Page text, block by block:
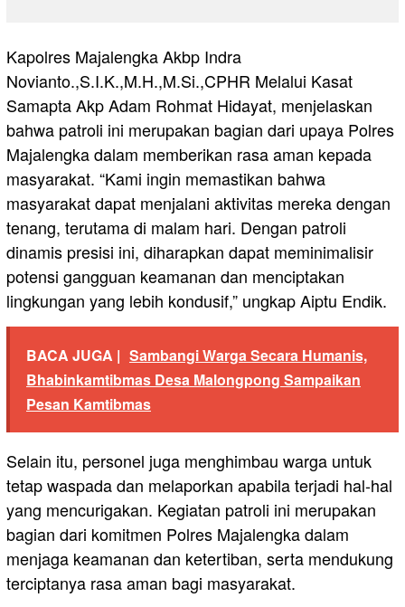
Kapolres Majalengka Akbp Indra
Novianto.,S.I.K.,M.H.,M.Si.,CPHR Melalui Kasat
Samapta Akp Adam Rohmat Hidayat, menjelaskan
bahwa patroli ini merupakan bagian dari upaya Polres
Majalengka dalam memberikan rasa aman kepada
masyarakat. “Kami ingin memastikan bahwa
masyarakat dapat menjalani aktivitas mereka dengan
tenang, terutama di malam hari. Dengan patroli
dinamis presisi ini, diharapkan dapat meminimalisir
potensi gangguan keamanan dan menciptakan
lingkungan yang lebih kondusif,” ungkap Aiptu Endik.
BACA JUGA | Sambangi Warga Secara Humanis,
Bhabinkamtibmas Desa Malongpong Sampaikan
Pesan Kamtibmas
Selain itu, personel juga menghimbau warga untuk
tetap waspada dan melaporkan apabila terjadi hal-hal
yang mencurigakan. Kegiatan patroli ini merupakan
bagian dari komitmen Polres Majalengka dalam
menjaga keamanan dan ketertiban, serta mendukung
terciptanya rasa aman bagi masyarakat.